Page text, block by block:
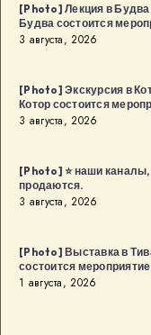
[Photo] Лекция в
Будва состоится
3 августа, 2026
[Photo] Экскурсия в
Котор состоится
3 августа, 2026
[Photo] ⭐️ наши
продаются.
3 августа, 2026
[Photo] Выставка в
состоится
1 августа, 2026